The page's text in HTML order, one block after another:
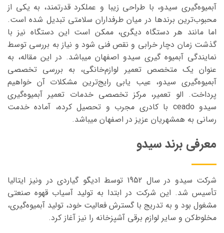
آبمیوه‌گیری سیدو، با طراحی زیبا و عملکرد قدرتمند، به یکی از
محبوب‌ترین برندها در میان طرفداران سلامتی تبدیل شده است.
اما مانند هر دستگاه دیگری، ممکن است این دستگاه نیز با
گذشت زمان دچار خرابی و نقص فنی شود و نیاز به بررسی توسط
نمایندگی آبمیوه گیری سیدو اصفهان میباشد. در این مقاله، به
عنوان یک متخصص تعمیر لوازم‌خانگی، به بررسی تخصصی
آبمیوه‌گیری سیدو، عیب یابی رایج‌ترین مشکلات آن خواهیم
پرداخت. الو تعمیر، مرکز تخصصی خدمات تعمیر آبمیوه‌گیری
سیدو ceado با کادری مجرب و تحصیل کرده، آماده خدمت
رسانی به همشهریان عزیز در اصفهان میباشد.
معرفی برند سیدو
شرکت سیدو در سال 1952 توسط ادیگو گیاردی
در ونیز ایتالیا
تأسیس شد. این شرکت در ابتدا به تولید آسیاب قهوه صنعتی
مشغول بود و به تدریج با گسترش فعالیت خود، تولید آبمیوه‌گیری،
مخلوط‌کن و سایر لوازم برقی آشپزخانه را نیز آغاز کرد.